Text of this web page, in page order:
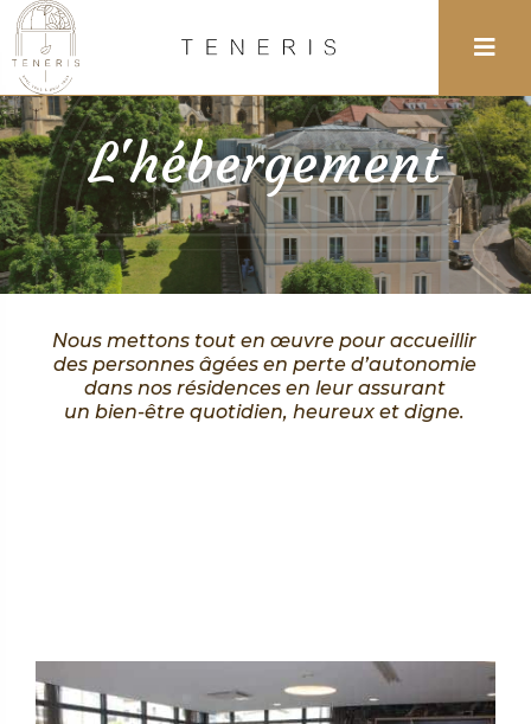
Nous mettons tout en œuvre pour accueillir
des personnes âgées en perte d’autonomie
dans nos résidences en leur assurant
un bien-être quotidien, heureux et digne.
L'hébergement